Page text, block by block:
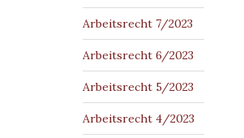
Arbeitsrecht 7/2023
Arbeitsrecht 6/2023
Arbeitsrecht 5/2023
Arbeitsrecht 4/2023